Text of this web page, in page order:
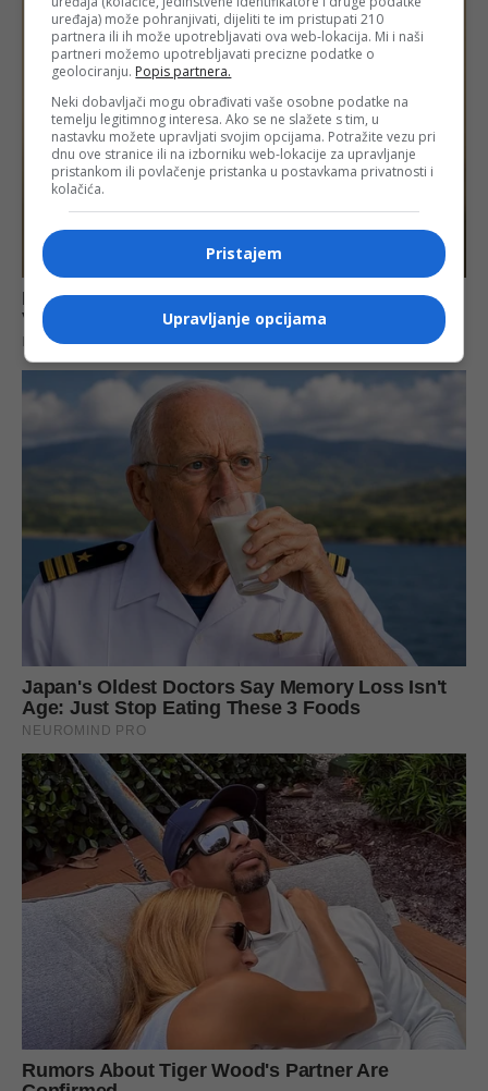
uređaja) može pohranjivati, dijeliti te im pristupati 210
partnera ili ih može upotrebljavati ova web-lokacija. Mi i naši
partneri možemo upotrebljavati precizne podatke o
geolociranju. Popis partnera.
Neki dobavljači mogu obrađivati vaše osobne podatke na
temelju legitimnog interesa. Ako se ne slažete s tim, u
nastavku možete upravljati svojim opcijama. Potražite vezu pri
dnu ove stranice ili na izborniku web-lokacije za upravljanje
pristankom ili povlačenje pristanka u postavkama privatnosti i
kolačića.
Pristajem
Upravljanje opcijama